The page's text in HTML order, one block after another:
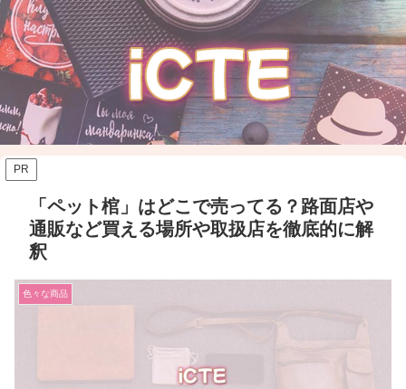
PR
「ペット棺」はどこで売ってる？路面店や
通販など買える場所や取扱店を徹底的に解
釈
色々な商品